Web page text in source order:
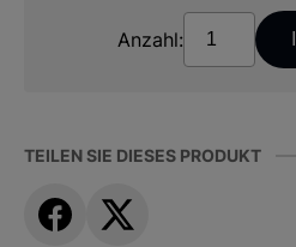
Anzahl:
TEILEN SIE DIESES PRODUKT